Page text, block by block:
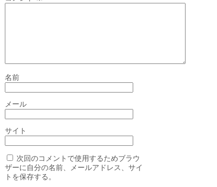
名前
メール
サイト
次回のコメントで使用するためブラウ
ザーに自分の名前、メールアドレス、サイ
トを保存する。